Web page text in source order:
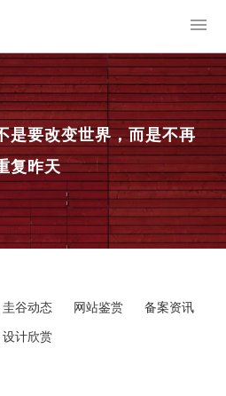
是要改变世界，而是不再
复昨天
圭谷动态 网站鉴赏 备案资讯
设计欣赏